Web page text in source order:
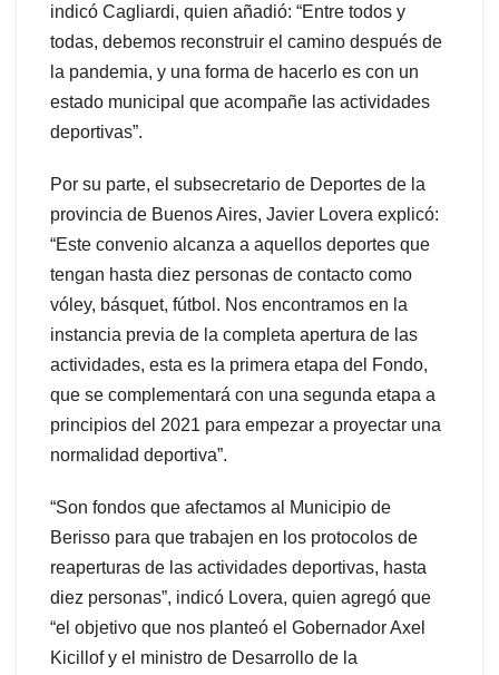
indicó Cagliardi, quien añadió: “Entre todos y
todas, debemos reconstruir el camino después de
la pandemia, y una forma de hacerlo es con un
estado municipal que acompañe las actividades
deportivas”.
Por su parte, el subsecretario de Deportes de la
provincia de Buenos Aires, Javier Lovera explicó:
“Este convenio alcanza a aquellos deportes que
tengan hasta diez personas de contacto como
vóley, básquet, fútbol. Nos encontramos en la
instancia previa de la completa apertura de las
actividades, esta es la primera etapa del Fondo,
que se complementará con una segunda etapa a
principios del 2021 para empezar a proyectar una
normalidad deportiva”.
“Son fondos que afectamos al Municipio de
Berisso para que trabajen en los protocolos de
reaperturas de las actividades deportivas, hasta
diez personas”, indicó Lovera, quien agregó que
“el objetivo que nos planteó el Gobernador Axel
Kicillof y el ministro de Desarrollo de la